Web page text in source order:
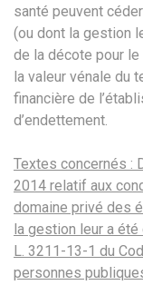
santé peuvent
(ou dont la gestion
de la décote pour
la valeur vénale du
financière de
d’endettement.
Textes concernés :
2014 relatif aux
domaine privé des
la gestion leur a
L. 3211-13-1 du
personnes